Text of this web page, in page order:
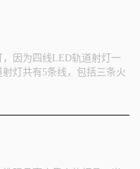
因为四线LED轨道射灯一
灯共有5条线，包括三条火